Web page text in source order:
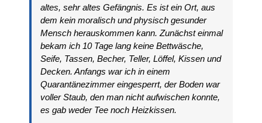
altes, sehr altes Gefängnis. Es ist ein Ort, aus
dem kein moralisch und physisch gesunder
Mensch herauskommen kann. Zunächst einmal
bekam ich 10 Tage lang keine Bettwäsche,
Seife, Tassen, Becher, Teller, Löffel, Kissen und
Decken. Anfangs war ich in einem
Quarantänezimmer eingesperrt, der Boden war
voller Staub, den man nicht aufwischen konnte,
es gab weder Tee noch Heizkissen.